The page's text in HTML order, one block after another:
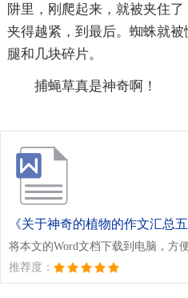
阱里，刚爬起来，就被夹住
夹得越紧，到最后。蜘蛛就
腿和几块碎片。
捕蝇草真是神奇啊！
《关于神奇的植物的作文汇总五
将本文的Word文档下载到电脑，方
推荐度：